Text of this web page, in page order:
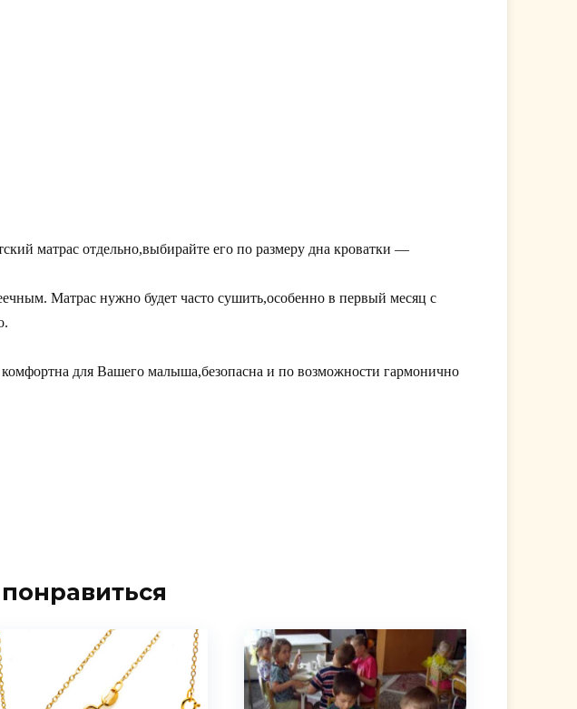
матрас отдельно,выбирайте его по размеру дна кроватки —
Матрас нужно будет часто сушить,особенно в первый месяц с
для Вашего малыша,безопасна и по возможности гармонично